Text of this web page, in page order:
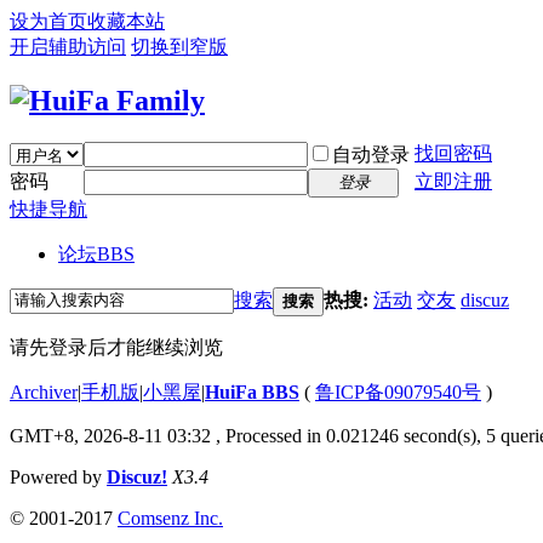
设为首页收藏本站
开启辅助访问 切换到窄版
自动登录 找回密码
密码
登录
立即注册
快捷导航
论坛BBS
搜索 搜索 热搜: 活动 交友 discuz
请先登录后才能继续浏览
Archiver|手机版|小黑屋|HuiFa BBS ( 鲁ICP备09079540号 )
GMT+8, 2026-8-11 03:32 , Processed in 0.021246 second(s), 5
Powered by Discuz! X3.4
© 2001-2017 Comsenz Inc.